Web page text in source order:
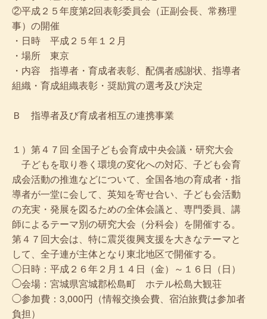
②平成２５年度第2回表彰委員会（正副会長、常務理
事）の開催
・日時 平成２５年１２月
・場所 東京
・内容 指導者・育成者表彰、配偶者感謝状、指導者
組織・育成組織表彰・奨励賞の選考及び決定
Ｂ 指導者及び育成者相互の連携事業
１）第４７回 全国子ども会育成中央会議・研究大会
子どもを取り巻く環境の変化への対応、子ども会育
成会活動の推進などについて、全国各地の育成者・指
導者が一堂に会して、英知を寄せ合い、子ども会活動
の充実・発展を図るための全体会議と、専門委員、講
師によるテーマ別の研究大会（分科会）を開催する。
第４７回大会は、特に震災復興支援を大きなテーマと
して、全子連が主体となり東北地区で開催する。
◯日時：平成２６年２月１４日（金）～１６日（日）
◯会場：宮城県宮城郡松島町 ホテル松島大観荘
◯参加費：3,000円（情報交換会費、宿泊旅費は参加者
負担）